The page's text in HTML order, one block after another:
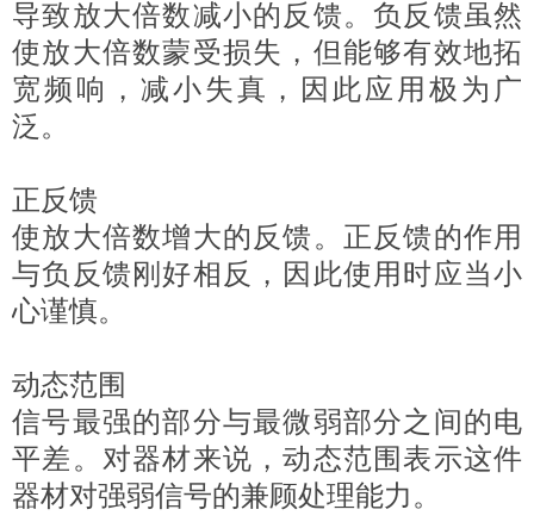
导致放大倍数减小的反馈。负反馈虽然
使放大倍数蒙受损失，但能够有效地拓
宽频响，减小失真，因此应用极为广
泛。
正反馈
使放大倍数增大的反馈。正反馈的作用
与负反馈刚好相反，因此使用时应当小
心谨慎。
动态范围
信号最强的部分与最微弱部分之间的电
平差。对器材来说，动态范围表示这件
器材对强弱信号的兼顾处理能力。